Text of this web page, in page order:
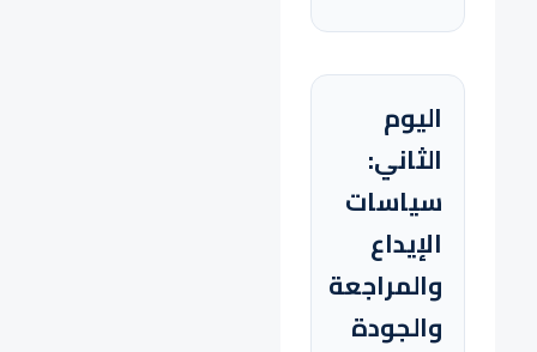
اليوم
الثاني:
سياسات
الإيداع
والمراجعة
والجودة